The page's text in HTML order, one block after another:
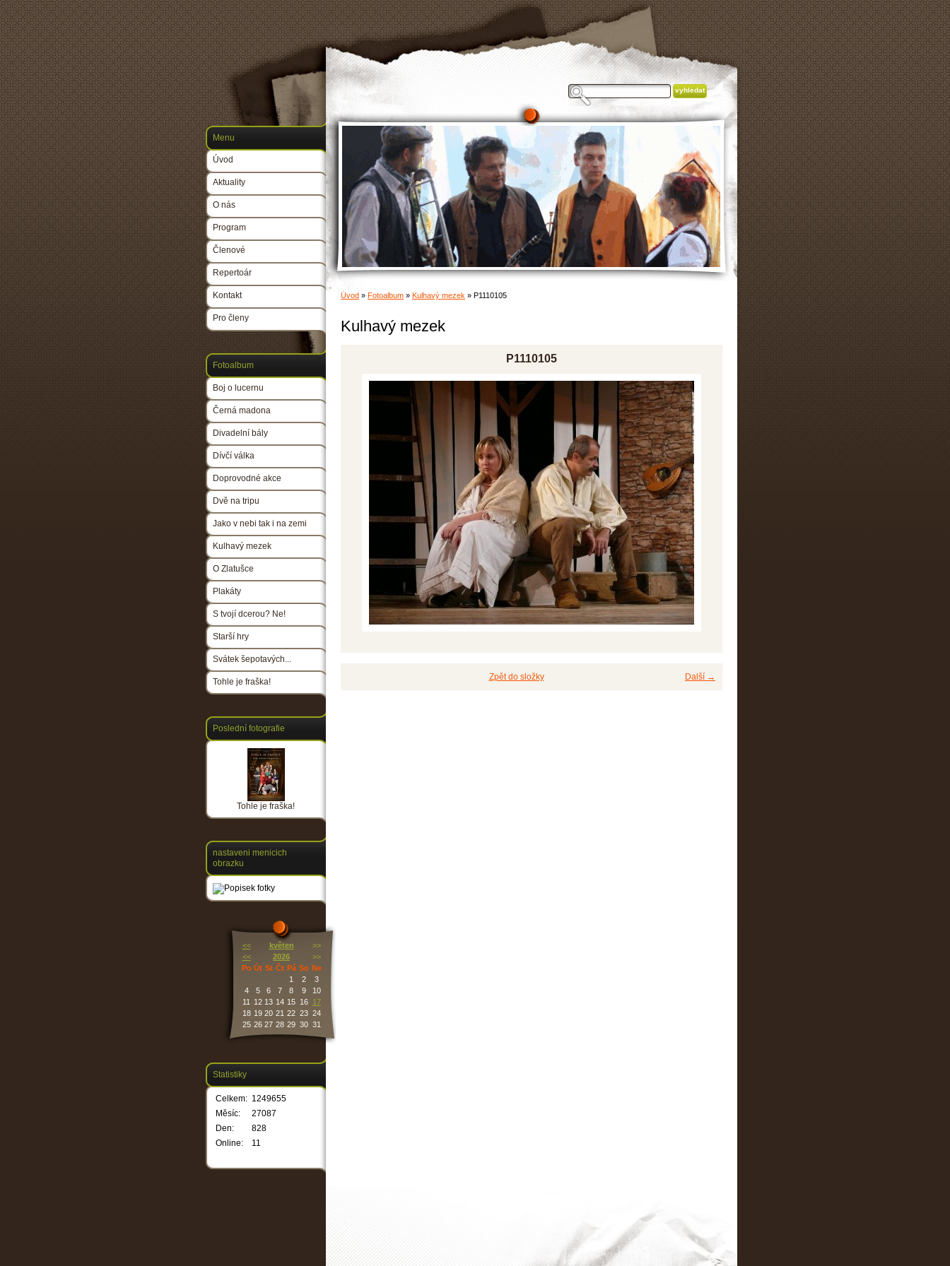
Úvod » Fotoalbum » Kulhavý mezek » P1110105
Kulhavý mezek
P1110105
Další →
Zpět do složky
Menu
Úvod
Aktuality
O nás
Program
Členové
Repertoár
Kontakt
Pro členy
Fotoalbum
Boj o lucernu
Černá madona
Divadelní bály
Dívčí válka
Doprovodné akce
Dvě na tripu
Jako v nebi tak i na zemi
Kulhavý mezek
O Zlatušce
Plakáty
S tvojí dcerou? Ne!
Starší hry
Svátek šepotavých...
Tohle je fraška!
Poslední fotografie
Tohle je fraška!
nastaveni menicich
obrazku
<< květen
>>
<<
2026
>>
Po Út St Čt Pá So Ne
1
2
3
4
5 6 7 8 9
10
11
12 13 14 15 16
17
18 19 20 21 22 23 24
25 26 27 28 29 30 31
Statistiky
Online: 11
Celkem: 1249655
Měsíc:
27087
Den:
828